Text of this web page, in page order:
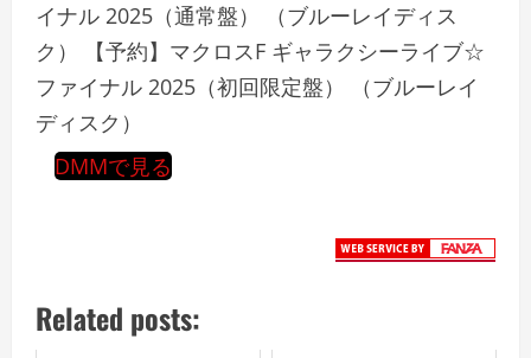
イナル 2025（通常盤） （ブルーレイディス
ク） 【予約】マクロスF ギャラクシーライブ☆
ファイナル 2025（初回限定盤） （ブルーレイ
ディスク）
DMMで見る
Related posts: